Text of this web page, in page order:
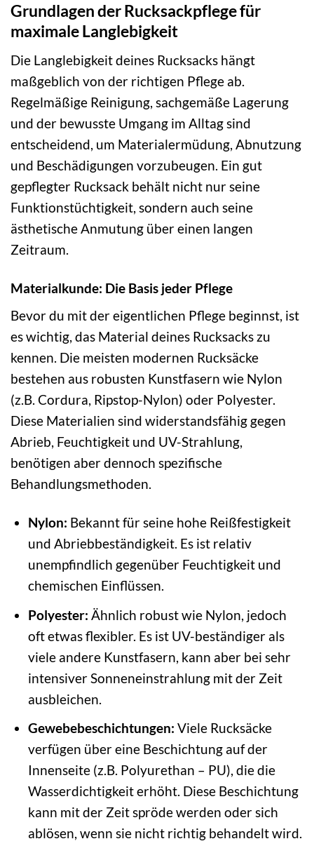
Grundlagen der Rucksackpflege für
maximale Langlebigkeit
Die Langlebigkeit deines Rucksacks hängt
maßgeblich von der richtigen Pflege ab.
Regelmäßige Reinigung, sachgemäße Lagerung
und der bewusste Umgang im Alltag sind
entscheidend, um Materialermüdung, Abnutzung
und Beschädigungen vorzubeugen. Ein gut
gepflegter Rucksack behält nicht nur seine
Funktionstüchtigkeit, sondern auch seine
ästhetische Anmutung über einen langen
Zeitraum.
Materialkunde: Die Basis jeder Pflege
Bevor du mit der eigentlichen Pflege beginnst, ist
es wichtig, das Material deines Rucksacks zu
kennen. Die meisten modernen Rucksäcke
bestehen aus robusten Kunstfasern wie Nylon
(z.B. Cordura, Ripstop-Nylon) oder Polyester.
Diese Materialien sind widerstandsfähig gegen
Abrieb, Feuchtigkeit und UV-Strahlung,
benötigen aber dennoch spezifische
Behandlungsmethoden.
Nylon: Bekannt für seine hohe Reißfestigkeit
und Abriebbeständigkeit. Es ist relativ
unempfindlich gegenüber Feuchtigkeit und
chemischen Einflüssen.
Polyester: Ähnlich robust wie Nylon, jedoch
oft etwas flexibler. Es ist UV-beständiger als
viele andere Kunstfasern, kann aber bei sehr
intensiver Sonneneinstrahlung mit der Zeit
ausbleichen.
Gewebebeschichtungen: Viele Rucksäcke
verfügen über eine Beschichtung auf der
Innenseite (z.B. Polyurethan – PU), die die
Wasserdichtigkeit erhöht. Diese Beschichtung
kann mit der Zeit spröde werden oder sich
ablösen, wenn sie nicht richtig behandelt wird.